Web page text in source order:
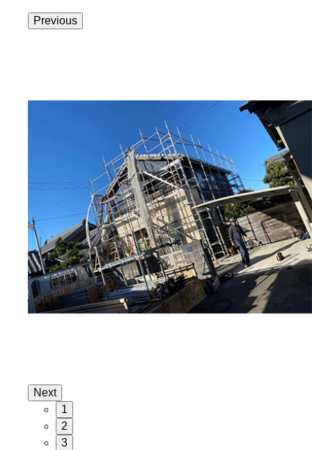
Previous
Next
1
2
3